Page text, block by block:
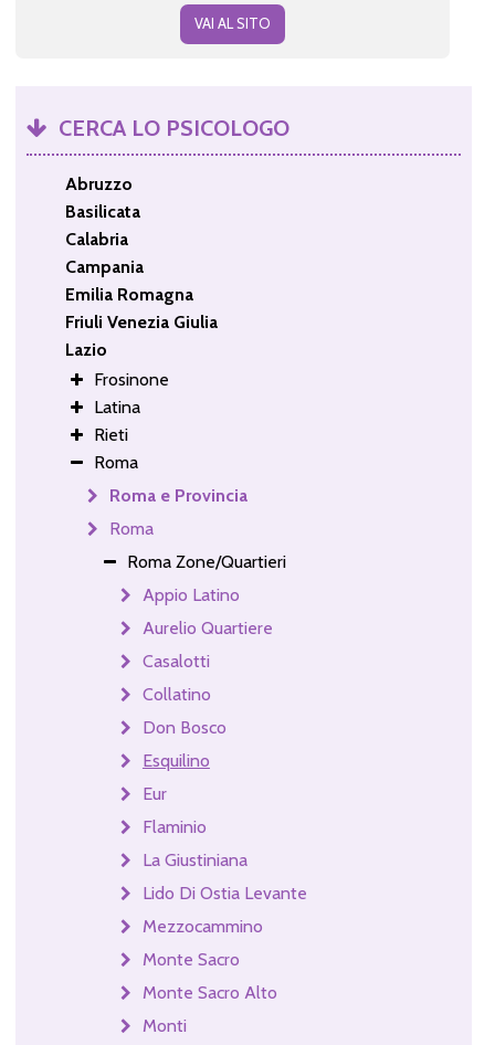
VAI AL SITO
CERCA LO PSICOLOGO
Abruzzo
Basilicata
Calabria
Campania
Emilia Romagna
Friuli Venezia Giulia
Lazio
Frosinone
Latina
Rieti
Roma
Roma e Provincia
Roma
Roma Zone/Quartieri
Appio Latino
Aurelio Quartiere
Casalotti
Collatino
Don Bosco
Esquilino
Eur
Flaminio
La Giustiniana
Lido Di Ostia Levante
Mezzocammino
Monte Sacro
Monte Sacro Alto
Monti